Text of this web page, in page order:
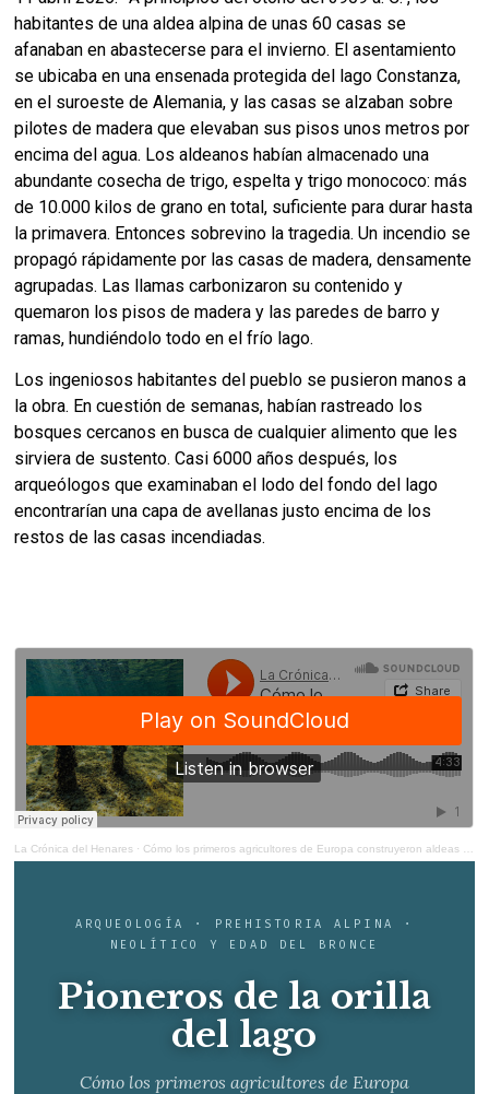
habitantes de una aldea alpina de unas 60 casas se
afanaban en abastecerse para el invierno. El asentamiento
se ubicaba en una ensenada protegida del lago Constanza,
en el suroeste de Alemania, y las casas se alzaban sobre
pilotes de madera que elevaban sus pisos unos metros por
encima del agua. Los aldeanos habían almacenado una
abundante cosecha de trigo, espelta y trigo monococo: más
de 10.000 kilos de grano en total, suficiente para durar hasta
la primavera. Entonces sobrevino la tragedia. Un incendio se
propagó rápidamente por las casas de madera, densamente
agrupadas. Las llamas carbonizaron su contenido y
quemaron los pisos de madera y las paredes de barro y
ramas, hundiéndolo todo en el frío lago.
Los ingeniosos habitantes del pueblo se pusieron manos a
la obra. En cuestión de semanas, habían rastreado los
bosques cercanos en busca de cualquier alimento que les
sirviera de sustento. Casi 6000 años después, los
arqueólogos que examinaban el lodo del fondo del lago
encontrarían una capa de avellanas justo encima de los
restos de las casas incendiadas.
La Crónica del Henares · Cómo los primeros agricultores de Europa construyeron aldeas enteras sobre pilotes en los lagos de los Alpes
ARQUEOLOGÍA · PREHISTORIA ALPINA ·
NEOLÍTICO Y EDAD DEL BRONCE
Pioneros de la orilla
del lago
Cómo los primeros agricultores de Europa